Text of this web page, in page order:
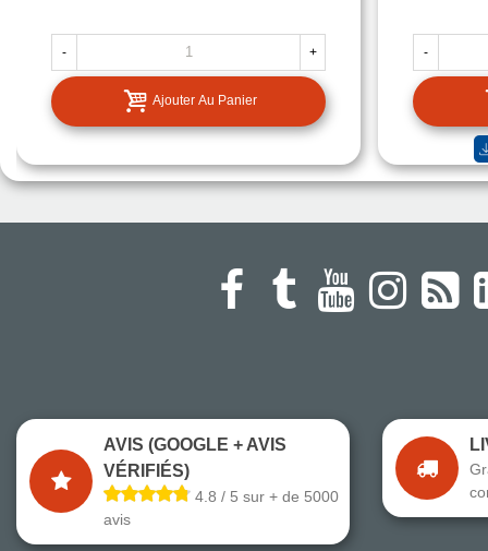
- +
Ajouter Au Panier
-
AVIS (GOOGLE + AVIS
VÉRIFIÉS)
4.8 / 5 sur + de 5000
avis